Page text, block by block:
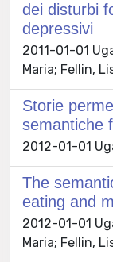
dei disturbi
depressivi
2011-01-01
Maria; Fellin,
Storie
semantiche
2012-01-01
The
eating and
2012-01-01
Maria; Fellin,